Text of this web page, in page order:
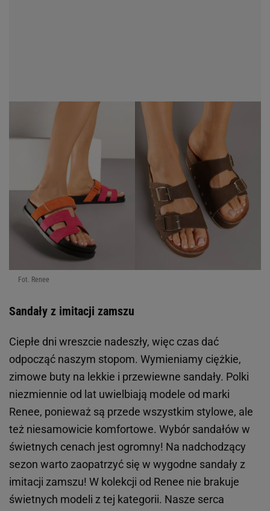
Fot. Renee
Sandały z imitacji zamszu
Ciepłe dni wreszcie nadeszły, więc czas dać
odpocząć naszym stopom. Wymieniamy ciężkie,
zimowe buty na lekkie i przewiewne sandały. Polki
niezmiennie od lat uwielbiają modele od marki
Renee, ponieważ są przede wszystkim stylowe, ale
też niesamowicie komfortowe. Wybór sandałów w
świetnych cenach jest ogromny! Na nadchodzący
sezon warto zaopatrzyć się w wygodne sandały z
imitacji zamszu! W kolekcji od Renee nie brakuje
świetnych modeli z tej kategorii. Nasze serca